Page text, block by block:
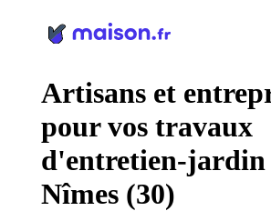
Artisans et
pour vos travaux
d'entretien-jardin
Nîmes (30)